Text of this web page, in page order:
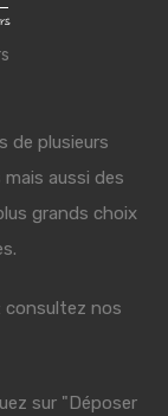
de plusieurs
aussi des
grands choix
consultez nos
sur "Déposer